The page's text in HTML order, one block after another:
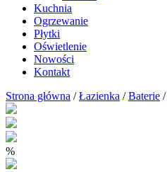
Kuchnia
Ogrzewanie
Płytki
Oświetlenie
Nowości
Kontakt
Strona główna /Łazienka /Baterie
%